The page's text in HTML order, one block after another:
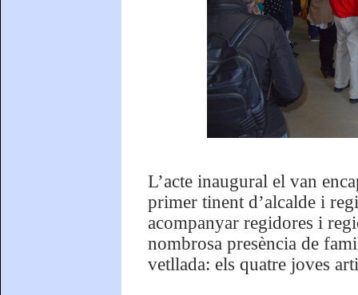
L’acte inaugural el van
primer tinent d’alcalde i
acompanyar regidores i
nombrosa presència de
vetllada: els quatre joves